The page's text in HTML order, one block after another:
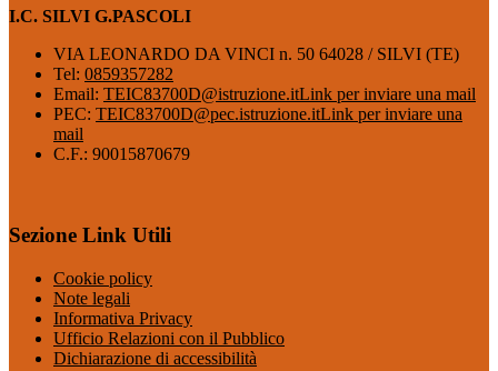
I.C. SILVI G.PASCOLI
VIA LEONARDO DA VINCI n. 50 64028 / SILVI (TE)
Tel: 0859357282
Email: TEIC83700D@istruzione.itLink per inviare una mail
PEC: TEIC83700D@pec.istruzione.itLink per inviare una
mail
C.F.: 90015870679
Sezione Link Utili
Cookie policy
Note legali
Informativa Privacy
Ufficio Relazioni con il Pubblico
Dichiarazione di accessibilità